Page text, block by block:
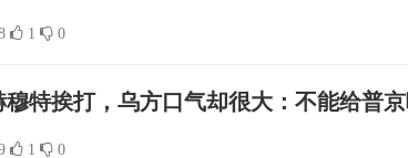
1 0
特挨打，乌方口气却很大：不能给普
1 0